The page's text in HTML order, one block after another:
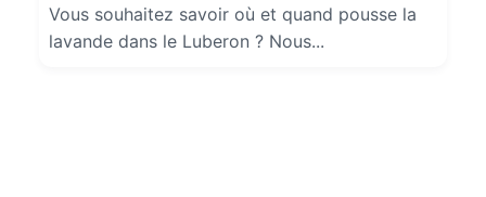
Vous souhaitez savoir où et quand pousse la
lavande dans le Luberon ? Nous...